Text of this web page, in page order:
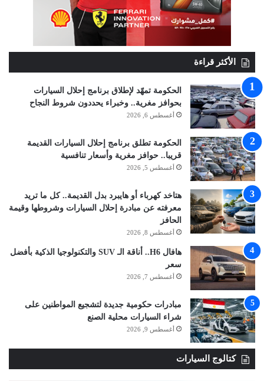
الأكثر قراءة
الحكومة تمهّد لإطلاق برنامج إحلال السيارات
بحوافز مغرية.. وخبراء يحددون شروط النجاح
أغسطس 6, 2026
الحكومة تطلق برنامج إحلال السيارات القديمة
قريبا.. حوافز مغرية وأسعار تنافسية
أغسطس 5, 2026
هتاخد كهرباء أو هايبرد بدل القديمة.. كل ما تريد
معرفته عن مبادرة إحلال السيارات وشروطها وقيمة
الحافز
أغسطس 8, 2026
هافال H6.. أناقة الـ SUV والتكنولوجيا الذكية بأفضل
سعر
أغسطس 7, 2026
مبادرات حكومية جديدة لتشجيع المواطنين على
شراء السيارات محلية الصنع
أغسطس 9, 2026
كتالوج السيارات